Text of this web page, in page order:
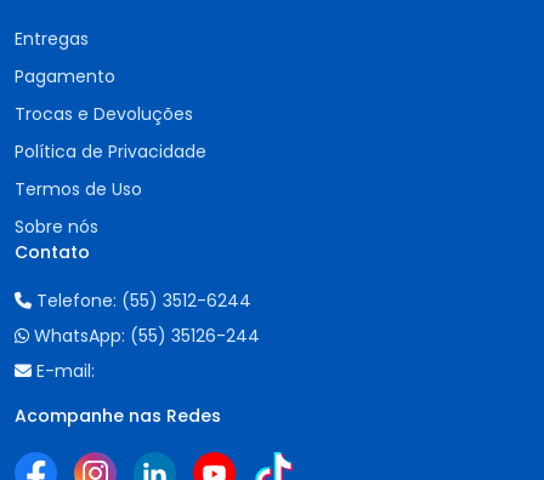
Entregas
Pagamento
Trocas e Devoluções
Política de Privacidade
Termos de Uso
Sobre nós
Contato
Telefone: (55) 3512-6244
WhatsApp: (55) 35126-244
E-mail:
Acompanhe nas Redes